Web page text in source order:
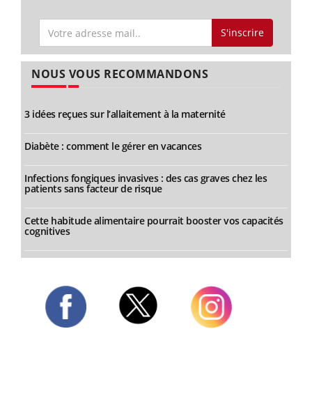
S'inscrire
NOUS VOUS RECOMMANDONS
3 idées reçues sur l’allaitement à la maternité
Diabète : comment le gérer en vacances
Infections fongiques invasives : des cas graves chez les
patients sans facteur de risque
Cette habitude alimentaire pourrait booster vos capacités
cognitives